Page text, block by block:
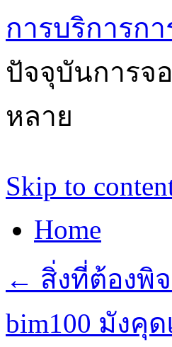
การบริการก
ปัจจุบันการจ
หลาย
Skip to
Home
← สิ่งที่ต้องพิจ
bim100 มังคุ